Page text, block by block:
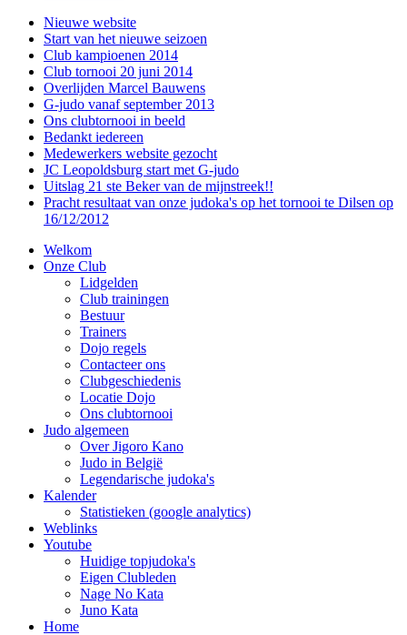
Nieuwe website
Start van het nieuwe seizoen
Club kampioenen 2014
Club tornooi 20 juni 2014
Overlijden Marcel Bauwens
G-judo vanaf september 2013
Ons clubtornooi in beeld
Bedankt iedereen
Medewerkers website gezocht
JC Leopoldsburg start met G-judo
Uitslag 21 ste Beker van de mijnstreek!!
Pracht resultaat van onze judoka's op het tornooi te Dilsen op
16/12/2012
Welkom
Onze Club
Lidgelden
Club trainingen
Bestuur
Trainers
Dojo regels
Contacteer ons
Clubgeschiedenis
Locatie Dojo
Ons clubtornooi
Judo algemeen
Over Jigoro Kano
Judo in België
Legendarische judoka's
Kalender
Statistieken (google analytics)
Weblinks
Youtube
Huidige topjudoka's
Eigen Clubleden
Nage No Kata
Juno Kata
Home